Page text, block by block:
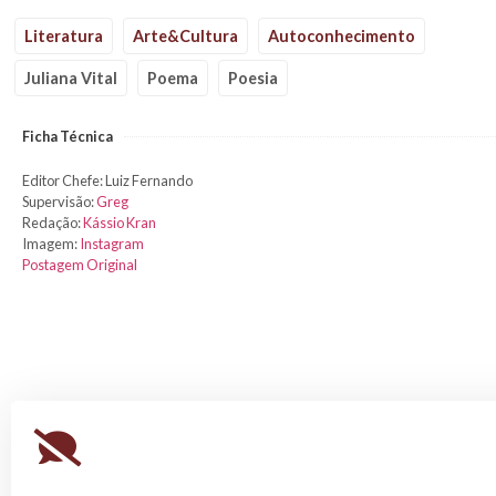
Literatura Arte&Cultura Autoconhecimento
Juliana Vital Poema Poesia
Ficha Técnica
Editor Chefe: Luiz Fernando
Supervisão:Greg
Redação:Kássio Kran
Imagem:Instagram
Postagem Original